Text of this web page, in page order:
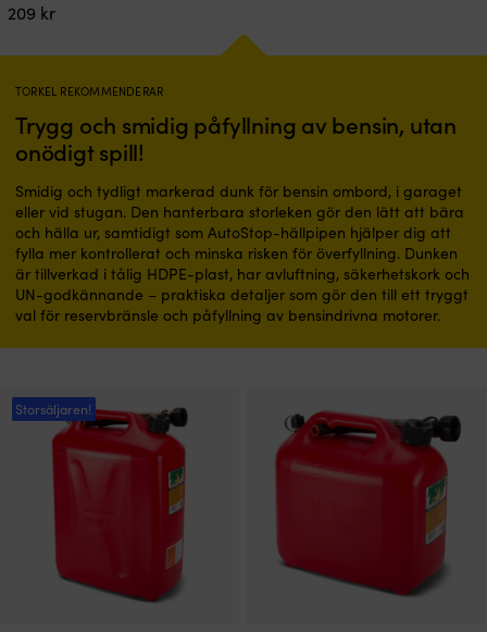
TORKEL REKOMMENDERAR
Trygg och smidig påfyllning av bensin, utan
onödigt spill!
Smidig och tydligt markerad dunk för bensin ombord, i garaget
eller vid stugan. Den hanterbara storleken gör den lätt att bära
och hälla ur, samtidigt som AutoStop-hällpipen hjälper dig att
fylla mer kontrollerat och minska risken för överfyllning. Dunken
är tillverkad i tålig HDPE-plast, har avluftning, säkerhetskork och
UN-godkännande – praktiska detaljer som gör den till ett tryggt
val för reservbränsle och påfyllning av bensindrivna motorer.
209 kr
Storsäljaren!